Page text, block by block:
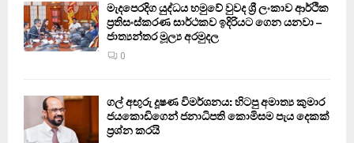
මැදපෙරදිග යුද්ධය හමුවේ වුවද ශ්‍රී ලංකාව ආර්ථික
ප්‍රතිසංස්කරණ සාර්ථකව ඉදිරියට ගෙන යනවා –
ජාත්‍යන්තර මූල්‍ය අරමුදල
0
ගල් අඟුරු දූෂණ විමර්ශනය: හිටපු අමාත්‍ය කුමාර
ජයකොඩිගෙන් ජනාධිපති කොමිසම පැය දෙකක්
ප්‍රශ්න කරයි